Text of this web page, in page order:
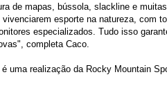
de mapas, bússola, slackline e
esporte na natureza, com
especializados. Tudo isso
completa Caco.
uma realização da Rocky Mountain